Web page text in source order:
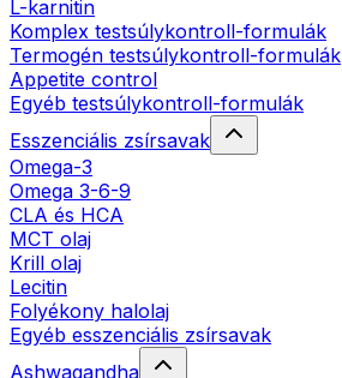
L-karnitin
Komplex testsúlykontroll-formulák
Termogén testsúlykontroll-formulák
Appetite control
Egyéb testsúlykontroll-formulák
Esszenciális zsírsavak
Omega-3
Omega 3-6-9
CLA és HCA
MCT olaj
Krill olaj
Lecitin
Folyékony halolaj
Egyéb esszenciális zsírsavak
Ashwagandha